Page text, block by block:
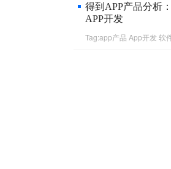
得到APP产品分析
APP开发
Tag:app产品 App开发 软